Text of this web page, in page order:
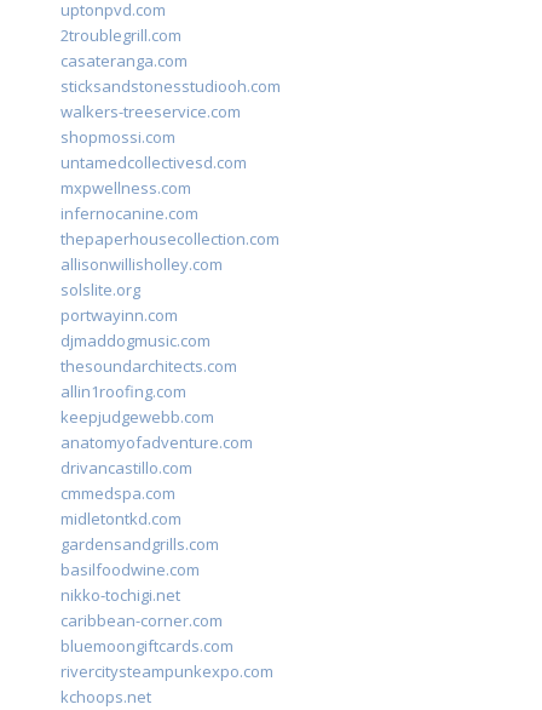
uptonpvd.com
2troublegrill.com
casateranga.com
sticksandstonesstudiooh.com
walkers-treeservice.com
shopmossi.com
untamedcollectivesd.com
mxpwellness.com
infernocanine.com
thepaperhousecollection.com
allisonwillisholley.com
solslite.org
portwayinn.com
djmaddogmusic.com
thesoundarchitects.com
allin1roofing.com
keepjudgewebb.com
anatomyofadventure.com
drivancastillo.com
cmmedspa.com
midletontkd.com
gardensandgrills.com
basilfoodwine.com
nikko-tochigi.net
caribbean-corner.com
bluemoongiftcards.com
rivercitysteampunkexpo.com
kchoops.net